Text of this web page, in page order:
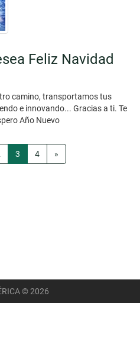
Feliz Navidad
camino, transportamos tus
e innovando... Gracias a ti. Te
Año Nuevo
3 4 »
© 2026